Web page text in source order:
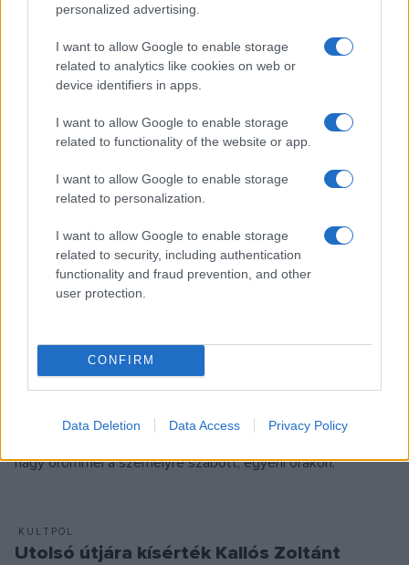
personalized advertising.
I want to allow Google to enable storage
related to analytics like cookies on web or
device identifiers in apps.
I want to allow Google to enable storage
related to functionality of the website or app.
I want to allow Google to enable storage
related to personalization.
I want to allow Google to enable storage
related to security, including authentication
functionality and fraud prevention, and other
user protection.
CONFIRM
Data Deletion Data Access Privacy Policy
EZEN A NAPON TÖRTÉNT
Február 14-én történt
1931-ben ezen a napon mutatták be a Drakula című filmet. A
fekete-fehér amerikai horrorfilm Bram Stoker azonos című
regényéből készült, Tod Browning rendezésében, Lugosi
Béla főszereplésével. Drakula szerepének emlékezetes
megformálása Lugosi Bélát világhírűvé, a klasszikus
horrorfilmek sztárjává tette, egyike lett azoknak a
magyaroknak, akik csillagot kaptak a Hollywoodi hírességek
sétányán.
PROGRAM
A kolozsvári titok: nincs verseny, csak
határtalan örömzene
működő helyi népzenei iskolában több mint százan tanulnak
nagy örömmel a személyre szabott, egyéni órákon.
KULTPOL
Utolsó útjára kísérték Kallós Zoltánt